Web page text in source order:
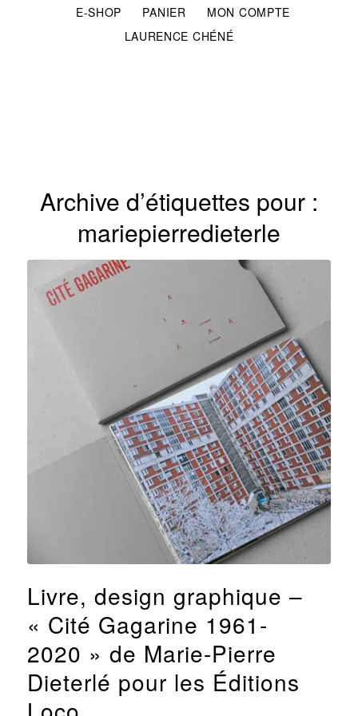
E-SHOP PANIER
MON COMPTE
LAURENCE CHÉNÉ
Archive d’étiquettes pour :
mariepierredieterle
Livre, design graphique –
« Cité Gagarine 1961-
2020 » de Marie-Pierre
Dieterlé pour les Éditions